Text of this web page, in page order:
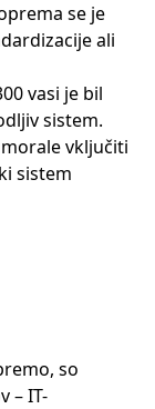
se je
ali
vasi je bil
sistem.
vključiti
sistem
so
– IT-